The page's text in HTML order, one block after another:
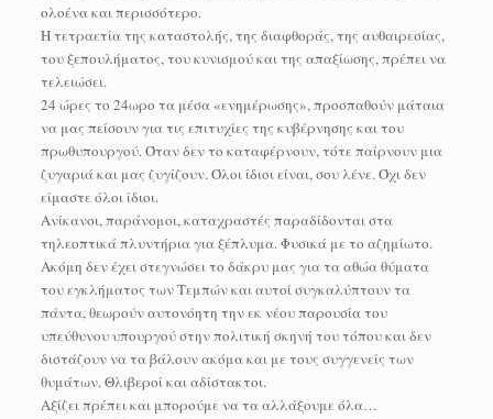
ολοένα και περισσότερο.
Η τετραετία της καταστολής, της διαφθοράς, της αυθαιρεσίας,
του ξεπουλήματος, του κυνισμού και της απαξίωσης, πρέπει να
τελειώσει.
24 ώρες το 24ωρο τα μέσα «ενημέρωσης», προσπαθούν μάταια
να μας πείσουν για τις επιτυχίες της κυβέρνησης και του
πρωθυπουργού. Όταν δεν το καταφέρνουν, τότε παίρνουν μια
ζυγαριά και μας ζυγίζουν. Όλοι ίδιοι είναι, σου λένε. Όχι δεν
είμαστε όλοι ίδιοι.
Ανίκανοι, παράνομοι, καταχραστές παραδίδονται στα
τηλεοπτικά πλυντήρια για ξέπλυμα. Φυσικά με το αζημίωτο.
Ακόμη δεν έχει στεγνώσει το δάκρυ μας για τα αθώα θύματα
του εγκλήματος των Τεμπών και αυτοί συγκαλύπτουν τα
πάντα, θεωρούν αυτονόητη την εκ νέου παρουσία του
υπεύθυνου υπουργού στην πολιτική σκηνή του τόπου και δεν
διστάζουν να τα βάλουν ακόμα και με τους συγγενείς των
θυμάτων. Θλιβεροί και αδίστακτοι.
Αξίζει πρέπει και μπορούμε να τα αλλάξουμε όλα…